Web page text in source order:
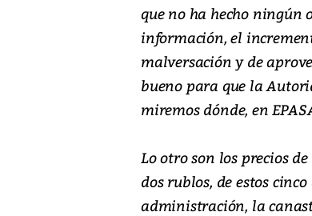
que no ha hecho ningún
información, el
malversación y de
bueno para que la
miremos dónde, en
Lo otro son los precios
dos rublos, de estos
administración, la